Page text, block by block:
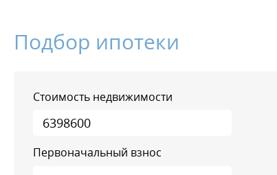
Подбор ипотеки
Стоимость недвижимости
Первоначальный взнос